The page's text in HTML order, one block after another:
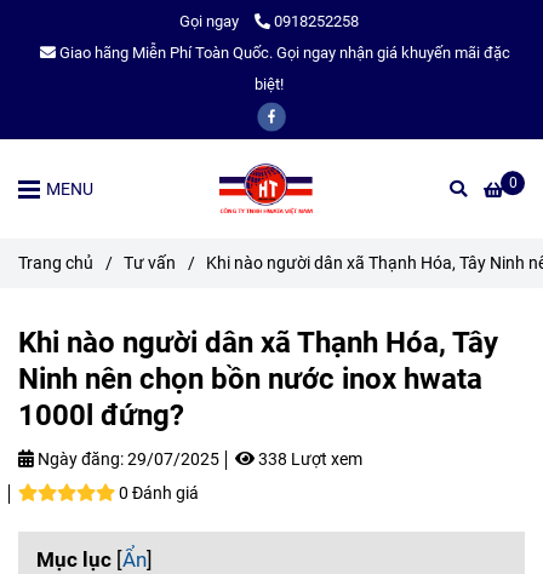
Gọi ngay
0918252258
Giao hãng Miễn Phí Toàn Quốc. Gọi ngay nhận giá khuyến mãi đặc
biệt!
0
MENU
Trang chủ / Tư vấn / Khi nào người dân xã Thạnh Hóa, Tây Ninh
Khi nào người dân xã Thạnh Hóa, Tây
Ninh nên chọn bồn nước inox hwata
1000l đứng?
Ngày đăng:29/07/2025
338 Lượt xem
0 Đánh giá
Mục lục [Ẩn]